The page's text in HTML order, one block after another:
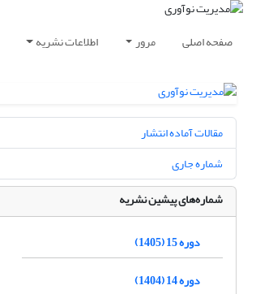
صفحه اصلی مرور اطلاعات نشریه
مقالات آماده انتشار
شماره جاری
شماره‌های پیشین نشریه
دوره 15 (1405)
دوره 14 (1404)